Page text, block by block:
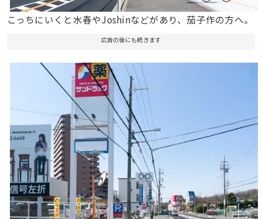
こっちにいくと水春やJoshinなどがあり、茄子作の方へ。
広告の後にも続きます